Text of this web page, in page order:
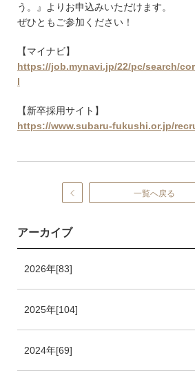
う。』よりお申込みいただけます。
ぜひともご参加ください！
【マイナビ】
https://job.mynavi.jp/22/pc/search/
l
【新卒採用サイト】
https://www.subaru-fukushi.or.jp/
一覧へ戻る
アーカイブ
2026年[83]
2025年[104]
2024年[69]